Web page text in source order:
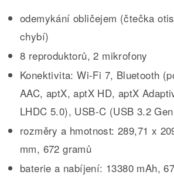
odemykání obličejem (čtečka
chybí)
8 reproduktorů, 2 mikrofony
Konektivita: Wi-Fi 7, Bluetooth
AAC, aptX, aptX HD, aptX
LHDC 5.0), USB-C (USB 3.2
rozměry a hmotnost: 289,71 x
mm, 672 gramů
baterie a nabíjení: 13380 mAh,